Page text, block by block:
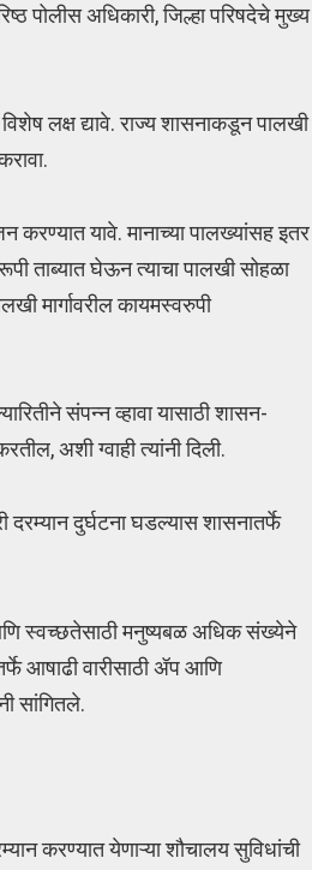
पोलीस अधिकारी, जिल्हा परिषदेचे मुख्य
लक्ष द्यावे. राज्य शासनाकडून पालखी
यावे. मानाच्या पालख्यांसह इतर
ताब्यात घेऊन त्याचा पालखी सोहळा
मार्गावरील कायमस्वरुपी
संपन्न व्हावा यासाठी शासन-
अशी ग्वाही त्यांनी दिली.
दरम्यान दुर्घटना घडल्यास शासनातर्फे
आणि स्वच्छतेसाठी मनुष्यबळ अधिक संख्येने
आषाढी वारीसाठी ॲप आणि
सांगितले.
करण्यात येणाऱ्या शौचालय सुविधांची